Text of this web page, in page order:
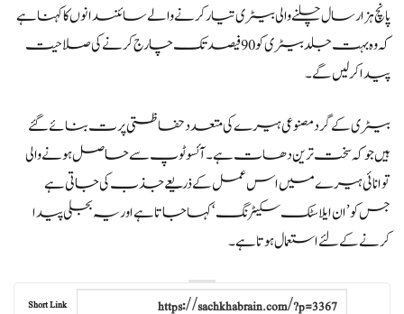
پانچ ہزار سال چلنے والی بیٹری تیار کرنے والے سائنسدانوں کا کہنا ہے
کہ وہ بہت جلد بیٹری کو90 فیصد تک چارج کرنے کی صلاحیت
پیدا کرلیں گے۔
بیٹری کے گرد مصنوعی ہیرے کی متعدد حفاظتی پرت بنائے گئے
ہیں جو کہ سخت ترین دھات ہے۔ آئسوٹوپ سے حاصل ہونے والی
توانائی ہیرے میں اس عمل کے ذریعے جذب کی جاتی ہے
جس کو’ان ایلاسٹک سکیٹرنگ‘ کہا جاتا ہے اور یہ بجلی پیدا
کرنے کے لئے استعمال ہوتا ہے۔
Short Link